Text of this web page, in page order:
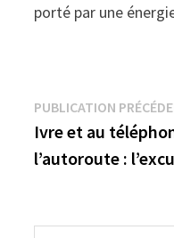
porté par une
Navigation
de
PUBLICATION
Ivre et au
l’autoroute :